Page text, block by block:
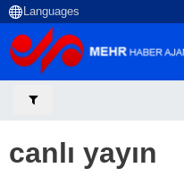
canlı yayın